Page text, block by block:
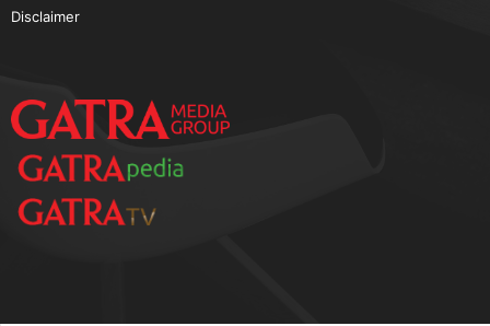
TERPOPULER